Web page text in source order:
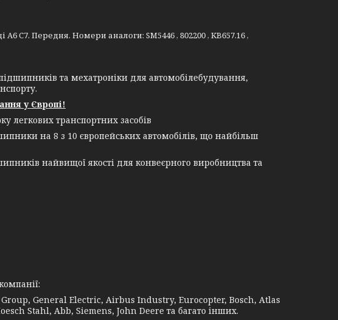
C7. Передня. Номери аналоги: SM5446 , 802200 , KB657.16 ,
та мехатроніки для автомобілебудування,
у Європі!
легкових транспортних засобів
на 8 з 10 європейських автомобілів, що найбільш
найвищої якості для конвеєрного виробництва та
General Electric, Airbus Industry, Eurocopter, Bosch, Atlas
Stahl, Abb, Siemens, John Deere та багато інших.